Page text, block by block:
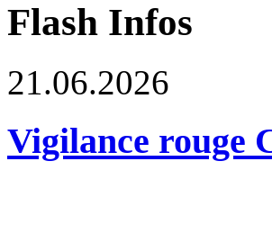
Flash Infos
21.06.2026
Vigilance rouge